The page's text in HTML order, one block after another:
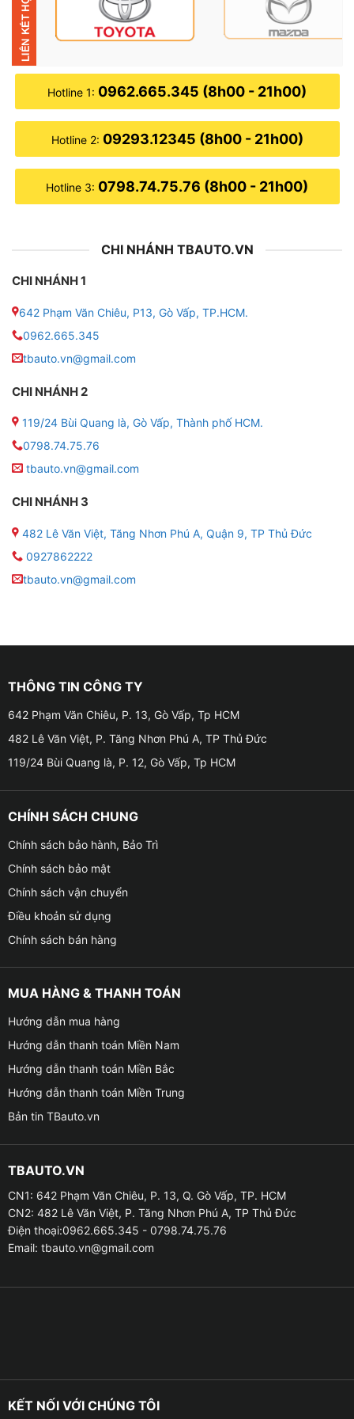
● Màn hình: Màn hình 2K
● Hệ điều hành: Android 10.0
● Bộ xử lý: ARM Cortex-A75 2.00 GHz; ARM Cortex-
A55 1.70 GHz
● Chia đôi màn hình: Có hỗ trợ
● Điều khiển ra lệnh bằng giọng nói với trợ lý Kiki
● Tích hợp 3 phần mềm bản đồ: Vietmap, Navitel,
● Năm sản xuất: 2023
Tính năng nổi bật của màn hình Zestech ZT13 2K 360
lắp cho xe Kia Seltos
Độ phân giải 2K
– Màn hình sở hữu độ phân giải 2K 1920*1200 mang
độ nhạy cảm ứng màn hình cực mượt mà, tốc độ xử lý
nhanh.
Cấu hình mạnh mẽ – Hiệu năng mượt mà
Zestech ZT13 2K 360 trang bị cấu hình thuộc top đầu
trong các dòng màn hình Android ô tô hiện nay:
● Hệ điều hành: Android 10.0
● Bộ nhớ: RAM 4GB – ROM 32GB
● Màn hình: Cảm ứng điện dung đa điểm, độ phân giải
● Cấu hình mạnh mẽ giúp màn hình xử lý nhanh chóng
Hotline 1: 0962.665.345 (8h00 - 21h00)
Hotline 2: 09293.12345 (8h00 - 21h00)
Hotline 3: 0798.74.75.76 (8h00 - 21h00)
CHI NHÁNH TBAUTO.VN
CHI NHÁNH 1
642 Phạm Văn Chiêu, P13, Gò Vấp, TP.HCM.
0962.665.345
tbauto.vn@gmail.com
CHI NHÁNH 2
119/24 Bùi Quang là, Gò Vấp, Thành phố HCM.
0798.74.75.76
tbauto.vn@gmail.com
CHI NHÁNH 3
482 Lê Văn Việt, Tăng Nhơn Phú A, Quận 9, TP Thủ Đức
0927862222
tbauto.vn@gmail.com
THÔNG TIN CÔNG TY
642 Phạm Văn Chiêu, P. 13, Gò Vấp, Tp HCM
482 Lê Văn Việt, P. Tăng Nhơn Phú A, TP Thủ Đức
119/24 Bùi Quang là, P. 12, Gò Vấp, Tp HCM
CHÍNH SÁCH CHUNG
Chính sách bảo hành, Bảo Trì
Chính sách bảo mật
Chính sách vận chuyển
Điều khoản sử dụng
Chính sách bán hàng
MUA HÀNG & THANH TOÁN
Hướng dẫn mua hàng
Hướng dẫn thanh toán Miền Nam
Hướng dẫn thanh toán Miền Bắc
Hướng dẫn thanh toán Miền Trung
Bản tin TBauto.vn
TBAUTO.VN
CN1: 642 Phạm Văn Chiêu, P. 13, Q. Gò Vấp, TP. HCM
CN2: 482 Lê Văn Việt, P. Tăng Nhơn Phú A, TP Thủ Đức
Điện thoại:0962.665.345 - 0798.74.75.76
Email: tbauto.vn@gmail.com
KẾT NỐI VỚI CHÚNG TÔI